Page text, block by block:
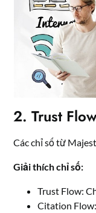
2. Trust
Các chỉ số từ
Giải thích chỉ số:
Trust Flow:
Citation